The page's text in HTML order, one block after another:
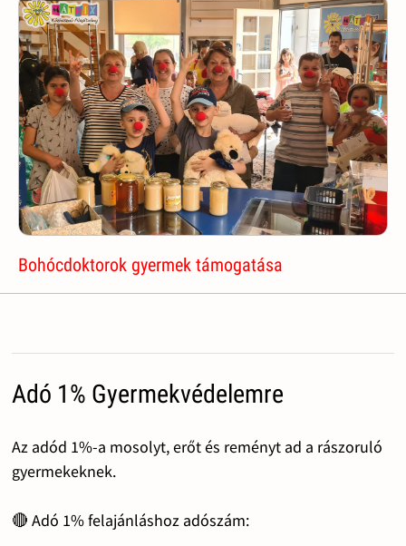
Bohócdoktorok gyermek támogatása
Adó 1% Gyermekvédelemre
Az adód 1%-a mosolyt, erőt és reményt ad a rászoruló
gyermekeknek.
🔴 Adó 1% felajánláshoz adószám: